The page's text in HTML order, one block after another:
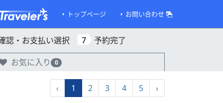
トップページ お問い合わせ
認・お支払い選択 7
予約完了
お気に入り
0
‹ 1 2 3 4 5 ›